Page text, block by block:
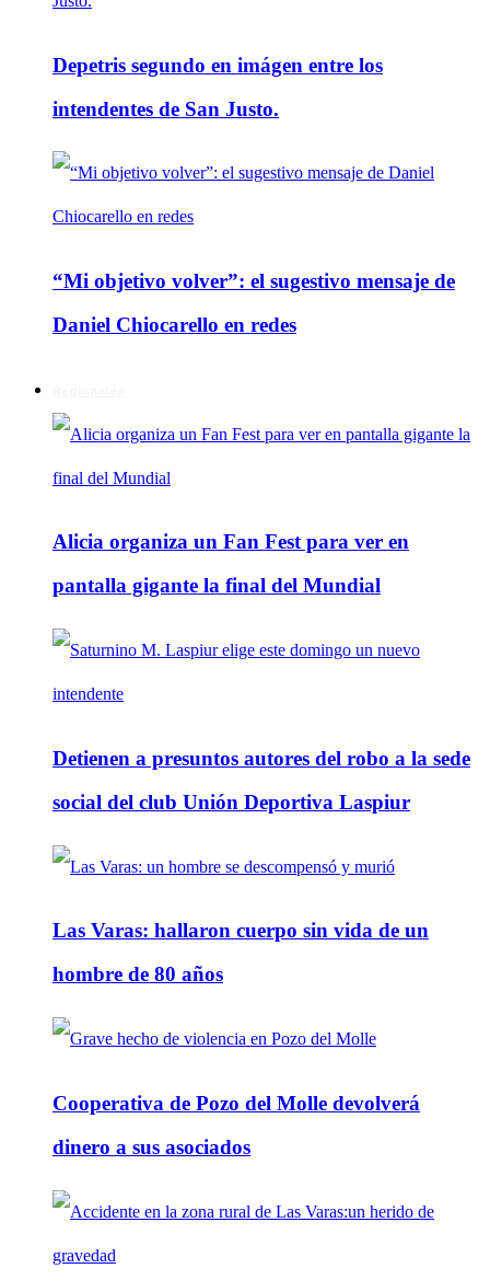
Depetris segundo en imágen entre los
intendentes de San Justo.
“Mi objetivo volver”: el sugestivo mensaje de
Daniel Chiocarello en redes
Alicia organiza un Fan Fest para ver en
pantalla gigante la final del Mundial
Detienen a presuntos autores del robo a la sede
social del club Unión Deportiva Laspiur
Las Varas: hallaron cuerpo sin vida de un
hombre de 80 años
Cooperativa de Pozo del Molle devolverá
dinero a sus asociados